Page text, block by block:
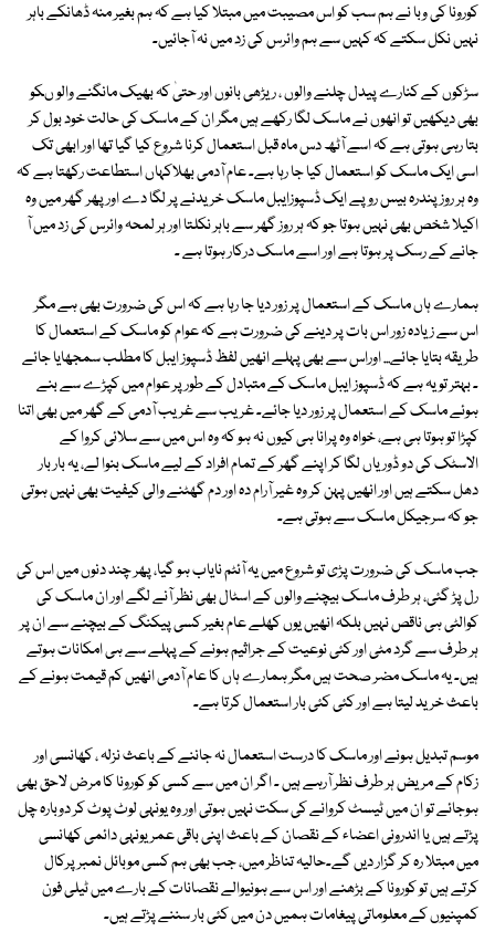
کورونا کی وبا نے ہم سب کو اس مصیبت میں مبتلا کیا ہے کہ ہم بغیر منہ ڈھانکے باہر
نہیں نکل سکتے کہ کہیں سے ہم وائرس کی زد میں نہ آجائیں۔
سڑکوں کے کنارے پیدل چلنے والوں ، ریڑھی بانوں اور حتیٰ کہ بھیک مانگنے والو ںکو
بھی دیکھیں تو انھوں نے ماسک لگا رکھے ہیں مگر ان کے ماسک کی حالت خود بول کر
بتا رہی ہوتی ہے کہ اسے آٹھ دس ماہ قبل استعمال کرنا شروع کیا گیا تھا اور ابھی تک
اسی ایک ماسک کو استعمال کیا جا رہا ہے۔ عام آدمی بھلاکہاں استطاعت رکھتا ہے کہ
وہ ہر روزپندرہ بیس روپے ایک ڈسپوزایبل ماسک خریدنے پر لگا دے اور پھر گھر میں وہ
اکیلا شخص بھی نہیں ہوتا جو کہ ہر روز گھر سے باہر نکلتا اور ہر لمحہ وائرس کی زد میں آ
جانے کے رسک پر ہوتا ہے اور اسے ماسک درکار ہوتا ہے ۔
ہمارے ہاں ماسک کے استعمال پر زور دیا جا رہا ہے کہ اس کی ضرورت بھی ہے مگر
اس سے زیادہ زور اس بات پر دینے کی ضرورت ہے کہ عوام کو ماسک کے استعمال کا
طریقہ بتایا جائے... اوراس سے بھی پہلے انھیں لفظ ڈسپوز ایبل کا مطلب سمجھایا جائے
۔ بہتر تو یہ ہے کہ ڈسپوز ایبل ماسک کے متبادل کے طور پر عوام میں کپڑے سے بنے
ہوئے ماسک کے استعمال پر زور دیا جائے۔ غریب سے غریب آدمی کے گھر میں بھی اتنا
کپڑا تو ہوتا ہی ہے، خواہ وہ پرانا ہی کیوں نہ ہو کہ وہ اس میں سے سلائی کروا کے
الاسٹک کی دو ڈوریاں لگا کر اپنے گھر کے تمام افراد کے لیے ماسک بنوا لے، یہ بار بار
دھل سکتے ہیں اور انھیں پہن کر وہ غیر آرام دہ اور دم گھٹنے والی کیفیت بھی نہیں ہوتی
جو کہ سرجیکل ماسک سے ہوتی ہے۔
جب ماسک کی ضرورت پڑی تو شروع میں یہ آئٹم نایاب ہو گیا، پھر چند دنوں میں اس کی
رل پڑ گئی، ہر طرف ماسک بیچنے والوں کے اسٹال بھی نظر آنے لگے اور ان ماسک کی
کوالٹی ہی ناقص نہیں بلکہ انھیں یوں کھلے عام بغیر کسی پیکنگ کے بیچنے سے ان پر
ہر طرف سے گرد مٹی اور کئی نوعیت کے جراثیم ہونے کے پہلے سے ہی امکانات ہوتے
ہیں۔ یہ ماسک مضر صحت ہیں مگر ہمارے ہاں کا عام آدمی انھیں کم قیمت ہونے کے
باعث خرید لیتا ہے اور کئی کئی بار استعمال کرتا ہے۔
موسم تبدیل ہونے اور ماسک کا درست استعمال نہ جاننے کے باعث نزلہ ، کھانسی اور
زکام کے مریض ہر طرف نظر آرہے ہیں ۔ اگر ان میں سے کسی کو کورونا کا مرض لاحق بھی
ہوجائے تو ان میں ٹیسٹ کروانے کی سکت نہیں ہوتی اور وہ یونہی لوٹ پوٹ کر دوبارہ چل
پڑتے ہیں یا اندرونی اعضاء کے نقصان کے باعث اپنی باقی عمر یونہی دائمی کھانسی
میں مبتلا رہ کر گزار دیں گے۔حالیہ تناظر میں، جب بھی ہم کسی موبائل نمبر پرکال
کرتے ہیں تو کورونا کے بڑھنے اور اس سے ہونیوالے نقصانات کے بارے میں ٹیلی فون
کمپنیوں کے معلوماتی پیغامات ہمیں دن میں کئی بار سننے پڑتے ہیں۔